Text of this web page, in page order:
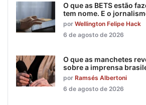
O que as BETS estão
tem nome. E o
por Wellington Felipe Hack
6 de agosto de 2026
O que as manchetes
sobre a imprensa
por Ramsés Albertoni
6 de agosto de 2026